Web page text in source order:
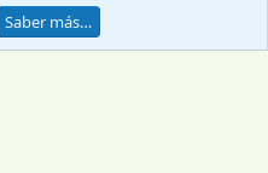
Saber más…